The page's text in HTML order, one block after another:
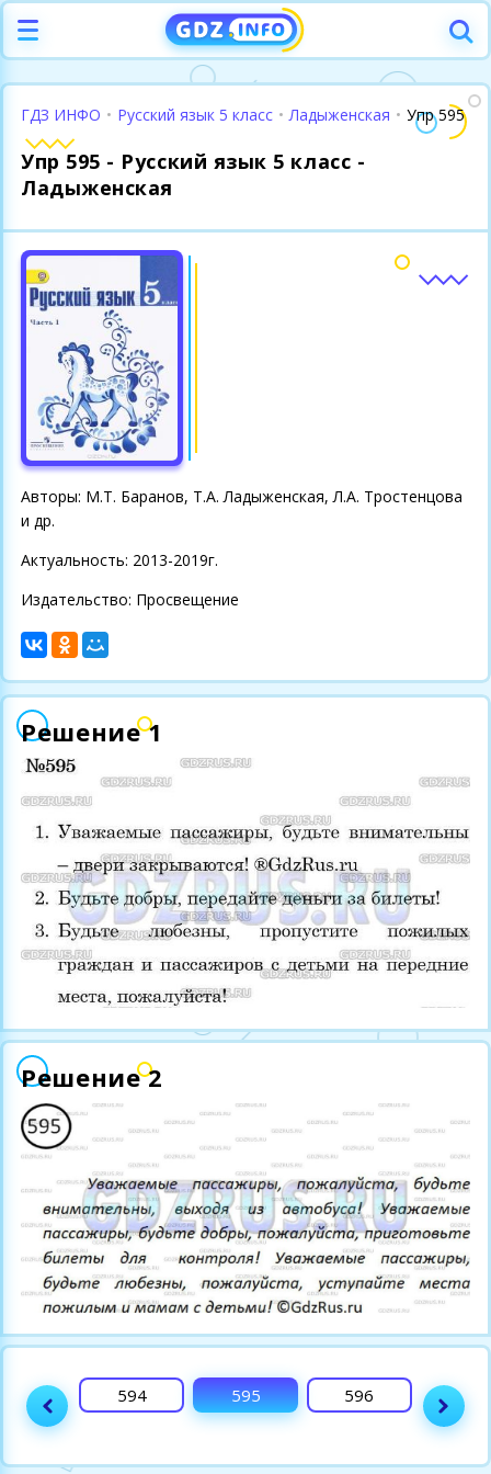
ГДЗ ИНФО • Русский язык 5 класс • Ладыженская • Упр 595
Упр 595 - Русский язык 5 класс -
Ладыженская
Авторы: М.Т. Баранов, Т.А. Ладыженская, Л.А. Тростенцова
и др.
Актуальность: 2013-2019г.
Издательство: Просвещение
Решение 1
Решение 2
593 594 595 596 597